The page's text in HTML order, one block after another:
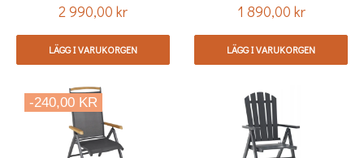
Pris
2 990,00 kr
LÄGG I VARUKORGEN
Pris
1 890,00 kr
LÄGG I VARUKORGEN
-240,00 KR